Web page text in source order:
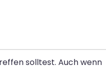
solltest. Auch wenn